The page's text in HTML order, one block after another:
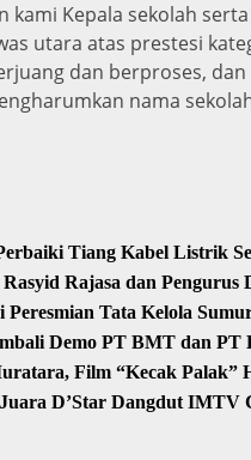
kami Kepala sekolah
utara atas prestesi
dan berproses,
nama
Tiang Kabel Listrik
Rajasa dan
Tata Kelola
Demo PT BMT dan
Film “Kecak
D’Star Dangdut IMTV